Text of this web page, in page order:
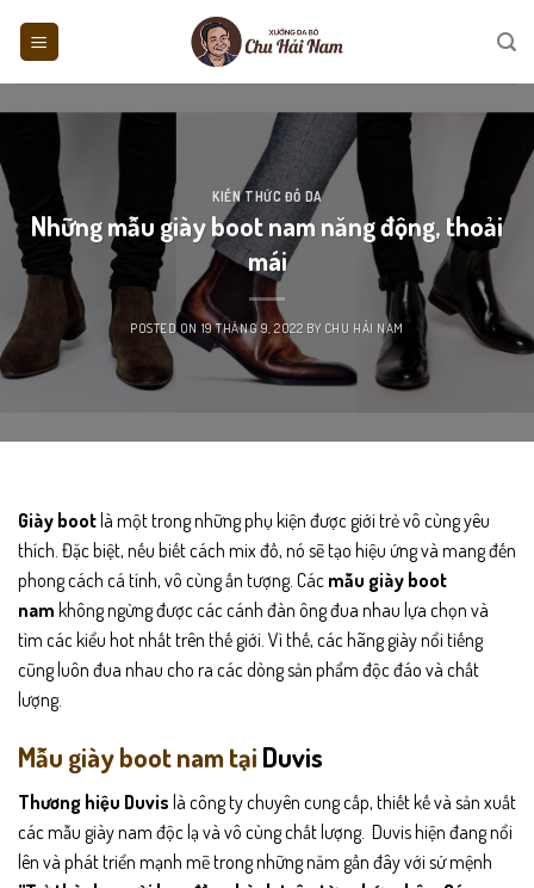
KIẾN THỨC ĐỒ DA
Những mẫu giày boot nam năng động, thoải
mái
POSTED ON19 THÁNG 9, 2022 BY CHU HẢI NAM
Giày boot là một trong những phụ kiện được giới trẻ vô cùng yêu
thích. Đặc biệt, nếu biết cách mix đồ, nó sẽ tạo hiệu ứng và mang đến
phong cách cá tính, vô cùng ấn tượng. Các mẫu giày boot
nam không ngừng được các cánh đàn ông đua nhau lựa chọn và
tìm các kiểu hot nhất trên thế giới. Vì thế, các hãng giày nổi tiếng
cũng luôn đua nhau cho ra các dòng sản phẩm độc đáo và chất
lượng.
Mẫu giày boot nam tại Duvis
Thương hiệu Duvis là công ty chuyên cung cấp, thiết kế và sản xuất
các mẫu giày nam độc lạ và vô cùng chất lượng. Duvis hiện đang nổi
lên và phát triển mạnh mẽ trong những năm gần đây với sứ mệnh